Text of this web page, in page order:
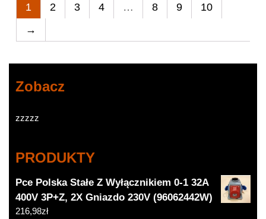
1 2 3 4 … 8 9
10
→
Zobacz
zzzzz
PRODUKTY
Pce Polska Stałe Z Wyłącznikiem 0-1 32A
400V 3P+Z, 2X Gniazdo 230V (96062442W)
216,98zł